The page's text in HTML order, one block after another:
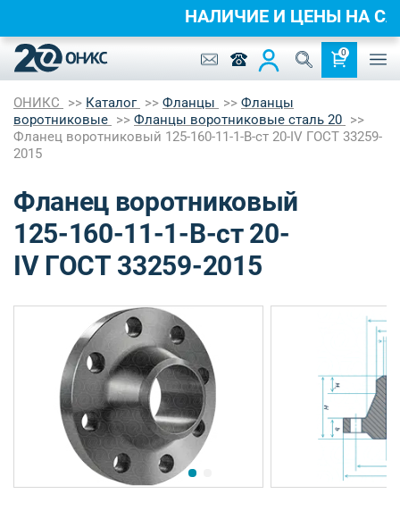
0
ОНИКС Каталог Фланцы
Фланцы
воротниковые
Фланцы воротниковые сталь 20
Фланец воротниковый 125-160-11-1-B-ст 20-IV ГОСТ 33259-
2015
Фланец воротниковый
125-160-11-1-B-ст 20-
IV ГОСТ 33259-2015
НАЛИЧИЕ И ЦЕНЫ